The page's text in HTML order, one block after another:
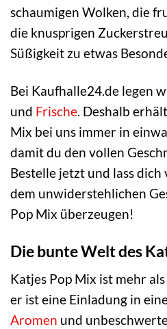
schaumigen Wolken, die
die knusprigen
Süßigkeit zu etwas
Bei Kaufhalle24.de legen
und Frische. Deshalb
Mix bei uns immer in
damit du den vollen
Bestelle jetzt und lass
dem unwiderstehlichen
Pop Mix überzeugen!
Die bunte Welt des
Katjes Pop Mix ist mehr
er ist eine Einladung in
Aromen und